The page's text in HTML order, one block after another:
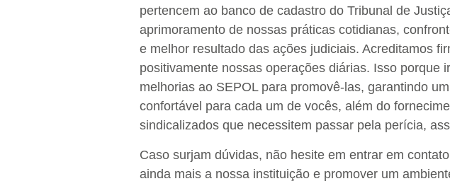
pertencem ao banco de cadastro do Tribunal de
aprimoramento de nossas práticas cotidianas,
e melhor resultado das ações judiciais. Acreditamos
positivamente nossas operações diárias. Isso porque
melhorias ao SEPOL para promovê-las, garantindo
confortável para cada um de vocês, além do
sindicalizados que necessitem passar pela perícia,
Caso surjam dúvidas, não hesite em entrar em
ainda mais a nossa instituição e promover um